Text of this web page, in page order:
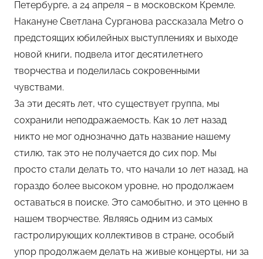
р
о
м
Ф
а
н
Петербурге, а 24 апреля – в московском Кремле.
Накануне Светлана Сурганова рассказала Metro о
предстоящих юбилейных выступлениях и выходе
новой книги, подвела итог десятилетнего
творчества и поделилась сокровенными
чувствами.
За эти десять лет, что существует группа, мы
сохранили неподражаемость. Как 10 лет назад
никто не мог однозначно дать название нашему
стилю, так это не получается до сих пор. Мы
просто стали делать то, что начали 10 лет назад, на
гораздо более высоком уровне, но продолжаем
оставаться в поиске. Это самобытно, и это ценно в
нашем творчестве. Являясь одним из самых
гастролирующих коллективов в стране, особый
упор продолжаем делать на живые концерты, ни за